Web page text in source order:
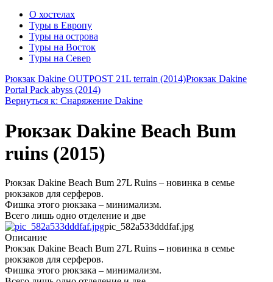
О хостелах
Туры в Европу
Туры на острова
Туры на Восток
Туры на Север
Рюкзак Dakine OUTPOST 21L terrain (2014)Рюкзак Dakine
Portal Pack abyss (2014)
Вернуться к: Снаряжение Dakine
Рюкзак Dakine Beach Bum
ruins (2015)
Рюкзак Dakine Beach Bum 27L Ruins – новинка в семье
рюкзаков для серферов.
Фишка этого рюкзака – минимализм.
Всего лишь одно отделение и две
pic_582a533dddfaf.jpg
Описание
Рюкзак Dakine Beach Bum 27L Ruins – новинка в семье
рюкзаков для серферов.
Фишка этого рюкзака – минимализм.